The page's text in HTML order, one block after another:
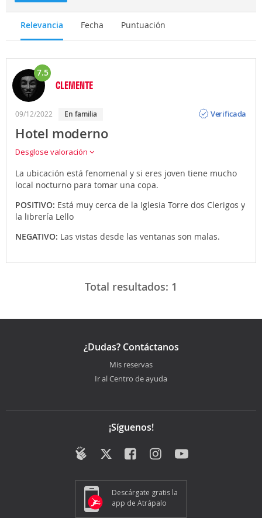
Relevancia Fecha Puntuación
7.5
CLEMENTE
09/12/2022 en familia
Verificada
Hotel moderno
Desglose valoración
La ubicación está fenomenal y si eres joven tiene mucho
local nocturno para tomar una copa.
POSITIVO: Está muy cerca de la Iglesia Torre dos Clerigos y
la librería Lello
NEGATIVO: Las vistas desde las ventanas son malas.
Total resultados: 1
¿Dudas? Contáctanos
Mis reservas
Ir al Centro de ayuda
¡Síguenos!
Descárgate gratis la
app de Atrápalo